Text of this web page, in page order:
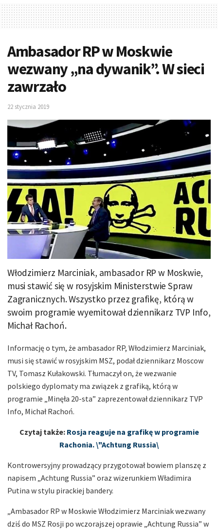
Ambasador RP w Moskwie
wezwany „na dywanik”. W sieci
zawrzało
22 stycznia 2019
Włodzimierz Marciniak, ambasador RP w Moskwie,
musi stawić się w rosyjskim Ministerstwie Spraw
Zagranicznych. Wszystko przez grafikę, którą w
swoim programie wyemitował dziennikarz TVP Info,
Michał Rachoń.
Informację o tym, że ambasador RP, Włodzimierz Marciniak,
musi się stawić w rosyjskim MSZ, podał dziennikarz Moscow
TV, Tomasz Kułakowski. Tłumaczył on, że wezwanie
polskiego dyplomaty ma związek z grafiką, którą w
programie „Minęła 20-sta” zaprezentował dziennikarz TVP
Info, Michał Rachoń.
Czytaj także: Rosja reaguje na grafikę w programie
Rachonia. \"Achtung Russia\
Kontrowersyjny prowadzący przygotował bowiem planszę z
napisem „Achtung Russia” oraz wizerunkiem Władimira
Putina w stylu pirackiej bandery.
„Ambasador RP w Moskwie Włodzimierz Marciniak wezwany
dziś do MSZ Rosji po wczorajszej oprawie „Achtung Russia” w